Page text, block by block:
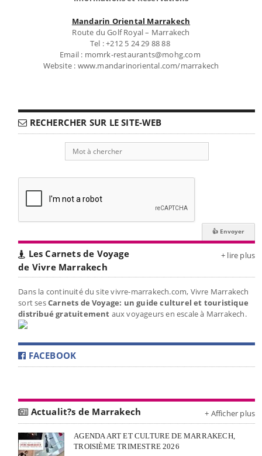
Mandarin Oriental Marrakech
Route du Golf Royal – Marrakech
Tel : +212 5 24 29 88 88
Email : momrk-restaurants@mohg.com
Website : www.mandarinoriental.com/marrakech
RECHERCHER SUR LE SITE-WEB
Les Carnets de Voyage
de Vivre Marrakech
+ lire plus
Dans la continuité du site vivre-marrakech.com, Vivre Marrakech
sort sesCarnets de Voyage: un guide culturel et touristique
distribué gratuitement aux voyageurs en escale à Marrakech.
FACEBOOK
Actualit?s de Marrakech + Afficher plus
AGENDA ART ET CULTURE DE MARRAKECH,
TROISIÈME TRIMESTRE 2026